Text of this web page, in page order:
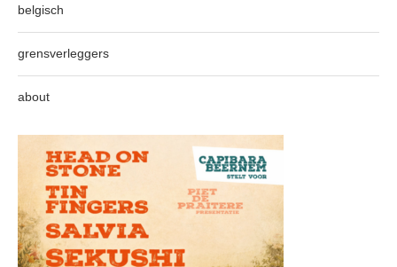
belgisch
grensverleggers
about